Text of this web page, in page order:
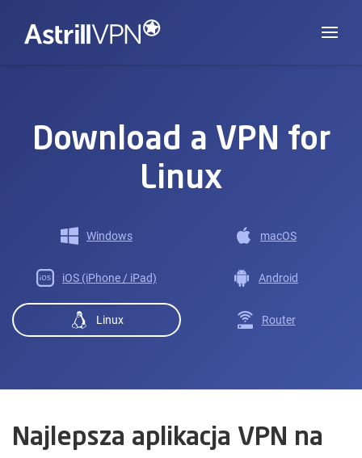
Download a VPN for
Linux
Windows macOS
iOS (iPhone / iPad) Android
Linux Router
Najlepsza aplikacja VPN na